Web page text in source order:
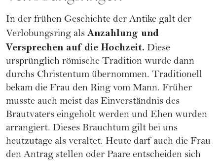
In der frühen Geschichte der Antike galt der
Verlobungsring als Anzahlung und
Versprechen auf die Hochzeit. Diese
ursprünglich römische Tradition wurde dann
durchs Christentum übernommen. Traditionell
bekam die Frau den Ring vom Mann. Früher
musste auch meist das Einverständnis des
Brautvaters eingeholt werden und Ehen wurden
arrangiert. Dieses Brauchtum gilt bei uns
heutzutage als veraltet. Heute darf auch die Frau
den Antrag stellen oder Paare entscheiden sich